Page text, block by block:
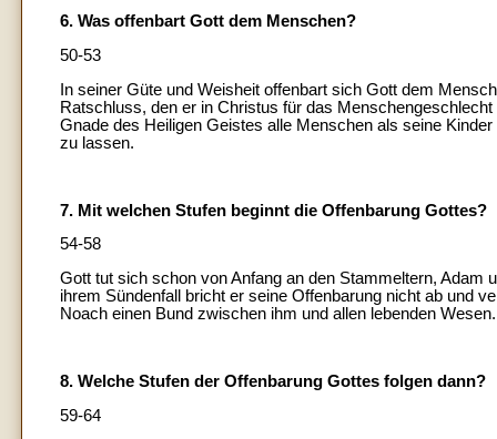
6. Was offenbart Gott dem Menschen?
50-53
In seiner Güte und Weisheit offenbart sich Gott dem
Ratschluss, den er in Christus für das
Gnade des Heiligen Geistes alle Menschen als seine
zu lassen.
7. Mit welchen Stufen beginnt die Offenbarung Gottes?
54-58
Gott tut sich schon von Anfang an den Stammeltern,
ihrem Sündenfall bricht er seine Offenbarung nicht ab und
Noach einen Bund zwischen ihm und allen lebenden Wesen.
8. Welche Stufen der Offenbarung Gottes folgen dann?
59-64